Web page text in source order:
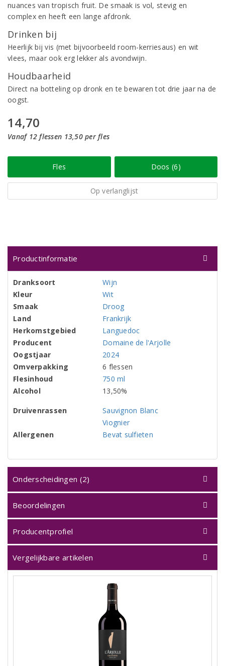
nuances van tropisch fruit. De smaak is vol, stevig en
complex en heeft een lange afdronk.
Drinken bij
Heerlijk bij vis (met bijvoorbeeld room-kerriesaus) en wit
vlees, maar ook erg lekker als avondwijn.
Houdbaarheid
Direct na botteling op dronk en te bewaren tot drie jaar na de
oogst.
14,70
Vanaf 12 flessen 13,50 per fles
Fles Doos (6)
Op verlanglijst
Productinformatie
Dranksoort
Wijn
Kleur
Wit
Smaak
Droog
Land
Frankrijk
Herkomstgebied
Languedoc
Producent
Domaine de l'Arjolle
Oogstjaar
2024
Omverpakking
6 flessen
Flesinhoud
750 ml
Alcohol
13,50%
Druivenrassen
Sauvignon Blanc
Viognier
Allergenen
Bevat sulfieten
Onderscheidingen (2)
Beoordelingen
Producentprofiel
Vergelijkbare artikelen